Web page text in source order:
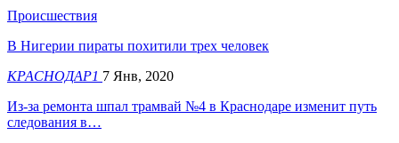
Происшествия
В Нигерии пираты похитили трех человек
КРАСНОДАР1 7 Янв, 2020
Из-за ремонта шпал трамвай №4 в Краснодаре изменит путь
следования в…